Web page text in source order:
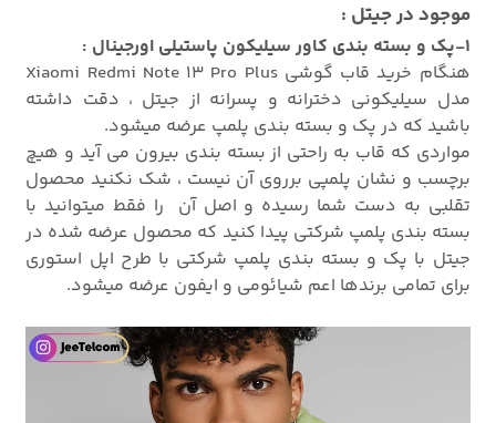
موجود در جیتل :
1-پک و بسته بندی کاور سیلیکون پاستیلی اورجینال :
هنگام خرید قاب گوشی Xiaomi Redmi Note 13 Pro Plus
مدل سیلیکونی دخترانه و پسرانه از جیتل ، دقت داشته
باشید که در پک و بسته بندی پلمپ عرضه میشود.
مواردی که قاب به راحتی از بسته بندی بیرون می آید و هیچ
برچسب و نشان پلمپی برروی آن نیست ، شک نکنید محصول
تقلبی به دست شما رسیده و اصل آن را فقط میتوانید با
بسته بندی پلمپ شرکتی پیدا کنید که محصول عرضه شده در
جیتل با پک و بسته بندی پلمپ شرکتی با طرح اپل استوری
برای تمامی برندها اعم شیائومی و ایفون عرضه میشود.